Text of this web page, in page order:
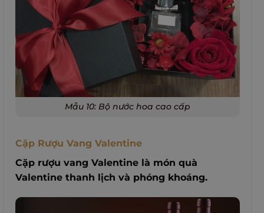
Mẫu 10: Bộ nước hoa cao cấp
Cặp Rượu Vang Valentine
Cặp rượu vang Valentine là món quà
Valentine thanh lịch và phóng khoáng.